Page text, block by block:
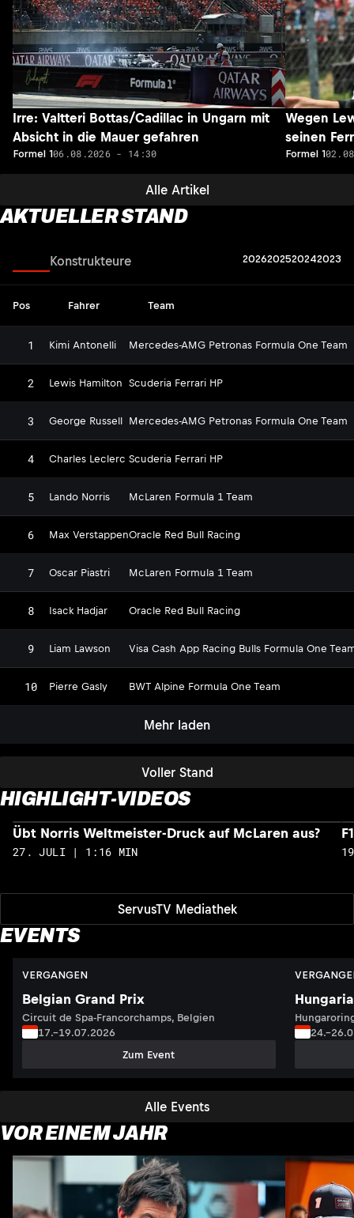
Alle Artikel
Irre: Valtteri Bottas/Cadillac in Ungarn mit
Absicht in die Mauer gefahren
Formel 106.08.2026 - 14:30
Wegen
seinen
Formel 1
AKTUELLER STAND
Voller Stand
Konstrukteure 2026202520242023
Pos Fahrer Team
1 Kimi Antonelli Mercedes-AMG Petronas Formula One Team
2 Lewis Hamilton Scuderia Ferrari HP
3 George Russell Mercedes-AMG Petronas Formula One Team
4 Charles Leclerc Scuderia Ferrari HP
5 Lando Norris McLaren Formula 1 Team
6 Max VerstappenOracle Red Bull Racing
7 Oscar Piastri McLaren Formula 1 Team
8 Isack Hadjar Oracle Red Bull Racing
9 Liam Lawson Visa Cash App Racing Bulls Formula One
10 Pierre Gasly BWT Alpine Formula One Team
Mehr laden
HIGHLIGHT-VIDEOS
ServusTV Mediathek
Übt Norris Weltmeister-Druck auf McLaren aus?
27. JULI | 1:16 MIN
EVENTS
Alle Events
VERGANGEN
Belgian Grand Prix
Circuit de Spa-Francorchamps, Belgien
17.–19.07.2026
Zum Event
VOR EINEM JAHR